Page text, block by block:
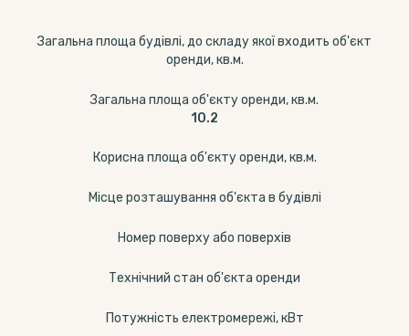
Загальна площа будівлі, до складу якої входить об'єкт
оренди, кв.м.
Загальна площа об'єкту оренди, кв.м.
10.2
Корисна площа об'єкту оренди, кв.м.
Місце розташування об'єкта в будівлі
Номер поверху або поверхів
Технічний стан об'єкта оренди
Потужність електромережі, кВт